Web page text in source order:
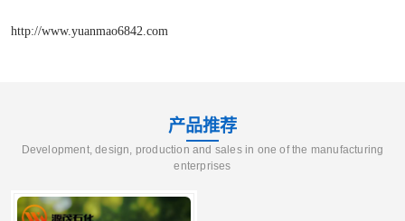
http://www.yuanmao6842.com
产品推荐
Development, design, production and sales in one of the manufacturing
enterprises